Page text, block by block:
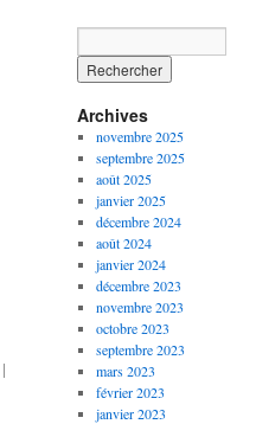
|
Archives
novembre 2025
septembre 2025
août 2025
janvier 2025
décembre 2024
août 2024
janvier 2024
décembre 2023
novembre 2023
octobre 2023
septembre 2023
mars 2023
février 2023
janvier 2023